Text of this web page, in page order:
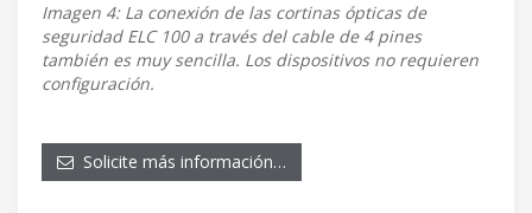
Imagen 4: La conexión de las cortinas ópticas de
seguridad ELC 100 a través del cable de 4 pines
también es muy sencilla. Los dispositivos no requieren
configuración.
Solicite más información…